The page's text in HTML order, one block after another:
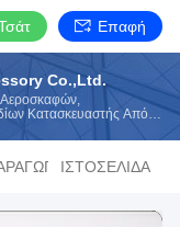
Επαφή
Co.,Ltd.
Αεροσκαφών,
Κατασκευαστής Από
ΙΣΤΟΣΕΛΊΔΑ